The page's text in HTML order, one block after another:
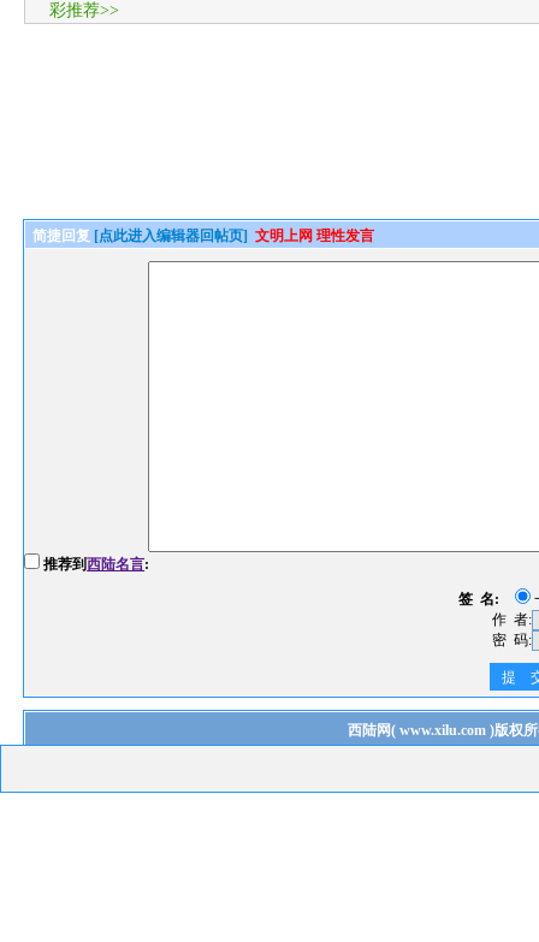
彩推荐>>
简捷回复 [点此进入编辑器回帖页] 文明上网 理性发言
推荐到西陆名言:
签 名:
作 者:
密 码:
提
西陆网( www.xilu.com)版权